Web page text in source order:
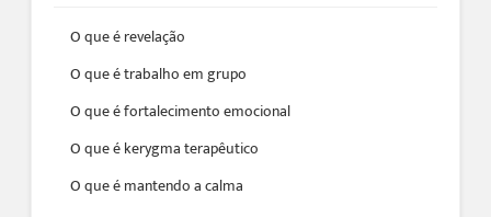
O que é revelação
O que é trabalho em grupo
O que é fortalecimento emocional
O que é kerygma terapêutico
O que é mantendo a calma